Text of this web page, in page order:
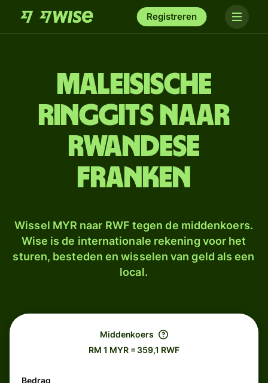
Registreren
Maleisische
ringgits naar
Rwandese
franken
Wissel MYR naar RWF tegen de middenkoers.
Wise is de internationale rekening voor het
sturen, besteden en wisselen van geld als een
local.
Middenkoers
RM 1 MYR = 359,1 RWF
Bedrag